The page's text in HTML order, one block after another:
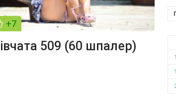
+7
509 (60 шпалер)